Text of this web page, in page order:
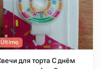
Último
для торта С днём